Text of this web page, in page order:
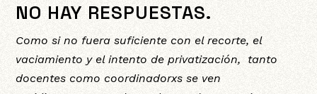
NO HAY RESPUESTAS.
Como si no fuera suficiente con el recorte, el
vaciamiento y el intento de privatización, tanto
docentes como coordinadorxs se ven